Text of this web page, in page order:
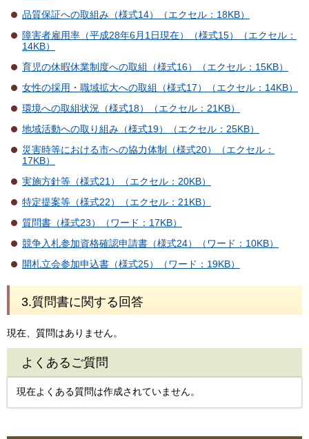
品質保証への取組み（様式14）（エクセル：18KB）
障害者雇用率（平成28年6月1日現在）（様式15）（エクセル：
14KB）
育児の休暇休業制度への取組（様式16）（エクセル：15KB）
女性の採用・職域拡大への取組（様式17）（エクセル：14KB）
環境への取組状況（様式18）（エクセル：21KB）
地域活動への取り組み（様式19）（エクセル：25KB）
災害時等における市への協力体制（様式20）（エクセル：
17KB）
実施方針等（様式21）（エクセル：20KB）
特定提案等（様式22）（エクセル：21KB）
質問書（様式23）（ワード：17KB）
競争入札参加資格確認申請書（様式24）（ワード：10KB）
開札立会参加申込書（様式25）（ワード：19KB）
3.質問書に関する回答
現在、質問はありません。
よくあるご質問
現在よくある質問は作成されていません。